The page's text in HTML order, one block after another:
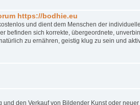
https://bodhie.eu
und dient dem Menschen der
befinden sich korrekte, übergeordnete,
zu ernähren, geistig klug zu sein und
und den Verkauf von Bildender Kunst oder